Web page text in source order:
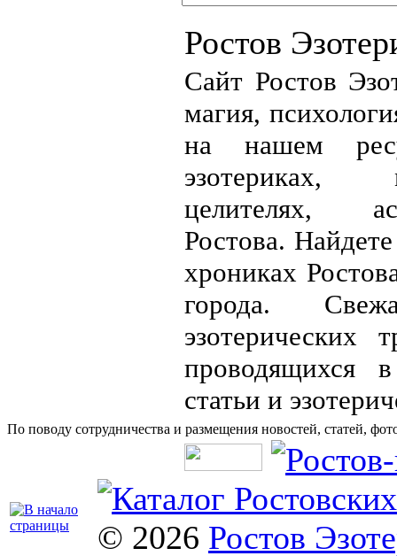
Ростов
Сайт Ростов
магия,
на нашем
эзотериках,
целителях,
Ростова.
хрониках
города.
эзотерических
проводящихся
статьи и
По поводу сотрудничества и размещения новостей, статей,
© 2026 Ростов